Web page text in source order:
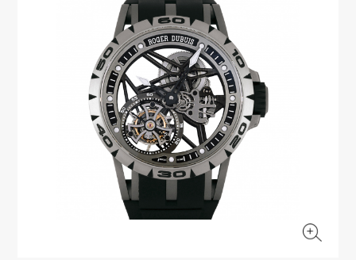
PATEK PHILIPPE
パテック・フィリップ
IWC
IWC
FRANCK MULLER
フランク・ミュラー
RICHARD MILLE
リシャール・ミル
VACHERON
CONSTANTIN
ヴァシュロン・コンスタ
ンタン
PANERAI
パネライ
AUDEMARS PIGUET
オーデマ・ピゲ
JAEGER LE COULTRE
ジャガー・ルクルト
Cartier
ノンブル
NOMBRE putite
ノンブルプティ
ALPHA
アルファ
ALPHA putite
アルファプティ
eclat
エクラ
RICH CROSS
リッチクロス
TwinPinky
ツインピンキー
ANGLER
アングラー
ETERNITY
エタニティ
YUKIZAKI BACHIKAN
チャーム
その他
エルメスバッグ